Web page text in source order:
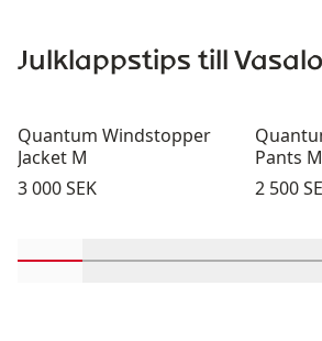
Julklappstips till
Quantum Windstopper
Jacket M
Pris:
3 000 SEK
Pants M
Pris:
2 500